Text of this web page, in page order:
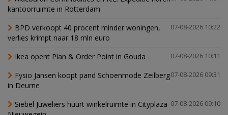
kantoorruimte in Rotterdam
07-08-2026 10:22
BPD verkoopt 40 procent minder woningen,
verlies krimpt naar 18 mln euro
07-08-2026 10:11
Ikea opent Plan & Order Point in Gouda
07-08-2026 09:31
Fysio Jansen koopt pand Schoenmode Zeilberg
in Deurne
07-08-2026 09:10
Siebel Juweliers huurt winkelruimte in Cityplaza